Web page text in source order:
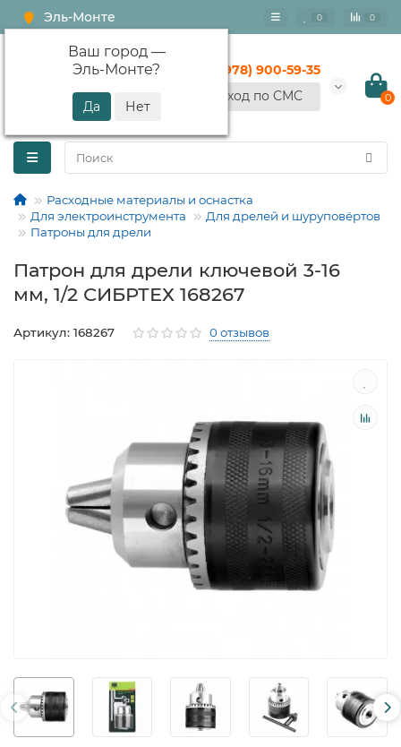
Эль-Монте
Ваш город —
Эль-Монте?
0 0
+7 (978) 900-59-35
Вход по СМС
0
Расходные материалы и оснастка
Для электроинструмента
Для дрелей и шуруповёртов
Патроны для дрели
Патрон для дрели ключевой 3-16
мм, 1/2 СИБРТЕХ 168267
Артикул: 168267 0 отзывов